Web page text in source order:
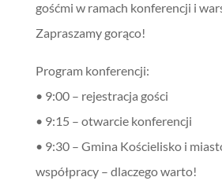
gośćmi w ramach konferencji i
Zapraszamy gorąco!
Program konferencji:
• 9:00 – rejestracja gości
• 9:15 – otwarcie konferencji
• 9:30 – Gmina Kościelisko i
współpracy – dlaczego warto!